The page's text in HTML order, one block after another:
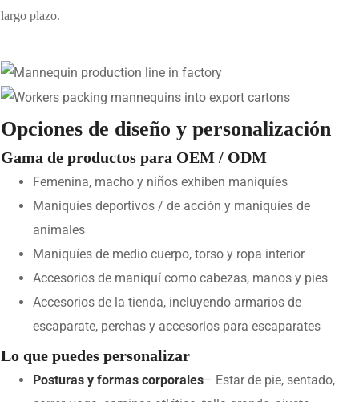
largo plazo.
Opciones de diseño y personalización
Gama de productos para OEM / ODM
Femenina, macho y niños exhiben maniquíes
Maniquíes deportivos / de acción y maniquíes de
animales
Maniquíes de medio cuerpo, torso y ropa interior
Accesorios de maniquí como cabezas, manos y pies
Accesorios de la tienda, incluyendo armarios de
escaparate, perchas y accesorios para escaparates
Lo que puedes personalizar
Posturas y formas corporales– Estar de pie, sentado,